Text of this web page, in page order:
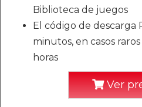
Biblioteca de juegos
El código de descarga
minutos, en casos
horas
Ver